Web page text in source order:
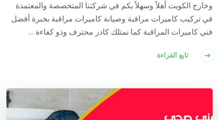
وخارج الكويت أهلاً وسهلاً بكم في شركتنا المتخصصة والمعتمدة
في تركيب كاميرات مراقبة وصيانة كاميرات مراقبة بخبرة أفضل
فني كاميرات المراقبة كما نمتلك كادر محترف وذو كفاءة …
تابع القراءة